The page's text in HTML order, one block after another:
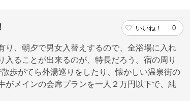
いいね！ 0
り、朝夕で男女入替えするので、全浴場に入れ
ることが出来るのが、特長だろう。宿の周り
歩がてら外湯巡りをしたり、懐かしい温泉街の
がメインの会席プランを一人２万円以下で、純